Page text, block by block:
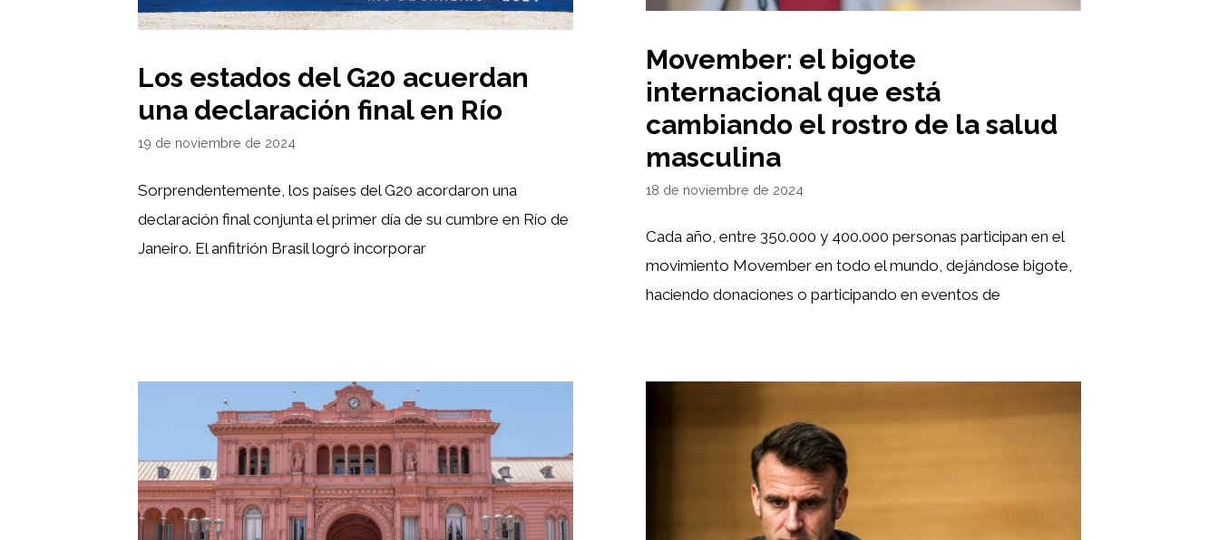
Los estados del G20 acuerdan
una declaración final en Río
19 de noviembre de 2024
Sorprendentemente, los países del G20 acordaron una
declaración final conjunta el primer día de su cumbre en Río de
Janeiro. El anfitrión Brasil logró incorporar
Movember: el bigote
internacional que está
cambiando el rostro de la salud
masculina
18 de noviembre de 2024
Cada año, entre 350.000 y 400.000 personas participan en el
movimiento Movember en todo el mundo, dejándose bigote,
haciendo donaciones o participando en eventos de